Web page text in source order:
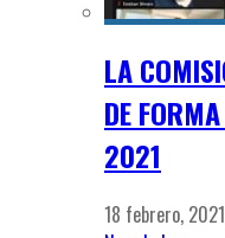
LA
DE
2021
18 febrero, 2021